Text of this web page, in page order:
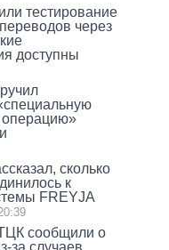
тестирование
через
доступны
сколько
к
FREYJA
сообщили о